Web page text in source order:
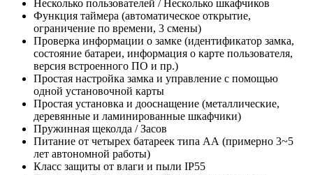
Несколько пользователей / Несколько шкафчиков
Функция таймера (автоматическое открытие,
ограничение по времени, 3 смены)
Проверка информации о замке (идентификатор замка,
состояние батареи, информация о карте пользователя,
версия встроенного ПО и пр.)
Простая настройка замка и управление с помощью
одной установочной карты
Простая установка и дооснащение (металлические,
деревянные и ламинированные шкафчики)
Пружинная щеколда / Засов
Питание от четырех батареек типа АА (примерно 3~5
лет автономной работы)
Класс защиты от влаги и пыли IP55